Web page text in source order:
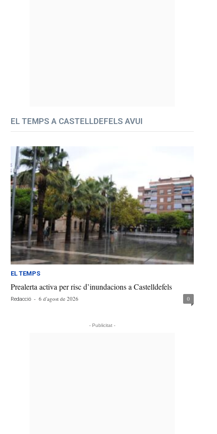
EL TEMPS A CASTELLDEFELS AVUI
EL TEMPS
Prealerta activa per risc d’inundacions a Castelldefels
Redacció - 6 d'agost de 2026 0
- Publicitat -